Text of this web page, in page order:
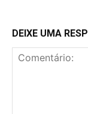
DEIXE UMA